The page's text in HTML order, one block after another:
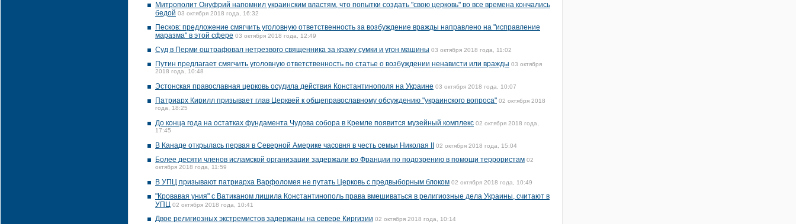
Митрополит Онуфрий напомнил украинским властям, что попытки создать "свою церковь" во все времена кончались
бедой 03 октября 2018 года, 16:32
Песков: предложение смягчить уголовную ответственность за возбуждение вражды направлено на "исправление
маразма" в этой сфере 03 октября 2018 года, 12:49
Суд в Перми оштрафовал нетрезвого священника за кражу сумки и угон машины 03 октября 2018 года, 11:02
Путин предлагает смягчить уголовную ответственность по статье о возбуждении ненависти или вражды 03 октября
2018 года, 10:48
Эстонская православная церковь осудила действия Константинополя на Украине 03 октября 2018 года, 10:07
Патриарх Кирилл призывает глав Церквей к общеправославному обсуждению "украинского вопроса" 02 октября 2018
года, 18:25
До конца года на остатках фундамента Чудова собора в Кремле появится музейный комплекс 02 октября 2018 года,
17:45
В Канаде открылась первая в Северной Америке часовня в честь семьи Николая II
02 октября 2018 года, 15:04
Более десяти членов исламской организации задержали во Франции по подозрению в помощи террористам 02
октября 2018 года, 11:59
В УПЦ призывают патриарха Варфоломея не путать Церковь с предвыборным блоком 02 октября 2018 года, 10:49
"Кровавая уния" с Ватиканом лишила Константинополь права вмешиваться в религиозные дела Украины, считают в
УПЦ 02 октября 2018 года, 10:41
Двое религиозных экстремистов задержаны на севере Киргизии 02 октября 2018 года, 10:14